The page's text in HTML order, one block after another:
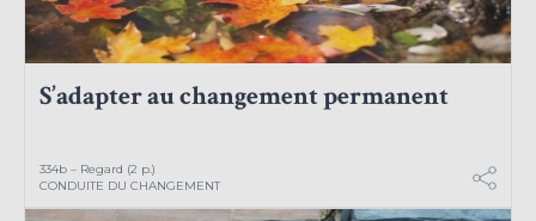
S’adapter au changement permanent
334b – Regard (2 p.)
CONDUITE DU CHANGEMENT